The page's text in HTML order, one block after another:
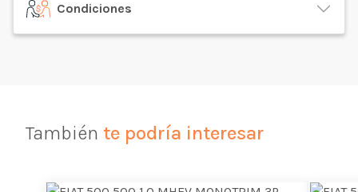
Condiciones
También te podría interesar